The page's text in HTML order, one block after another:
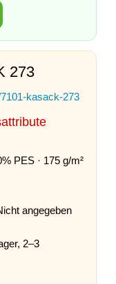
273
kasack-273
PES · 175 g/m²
angegeben
2–3